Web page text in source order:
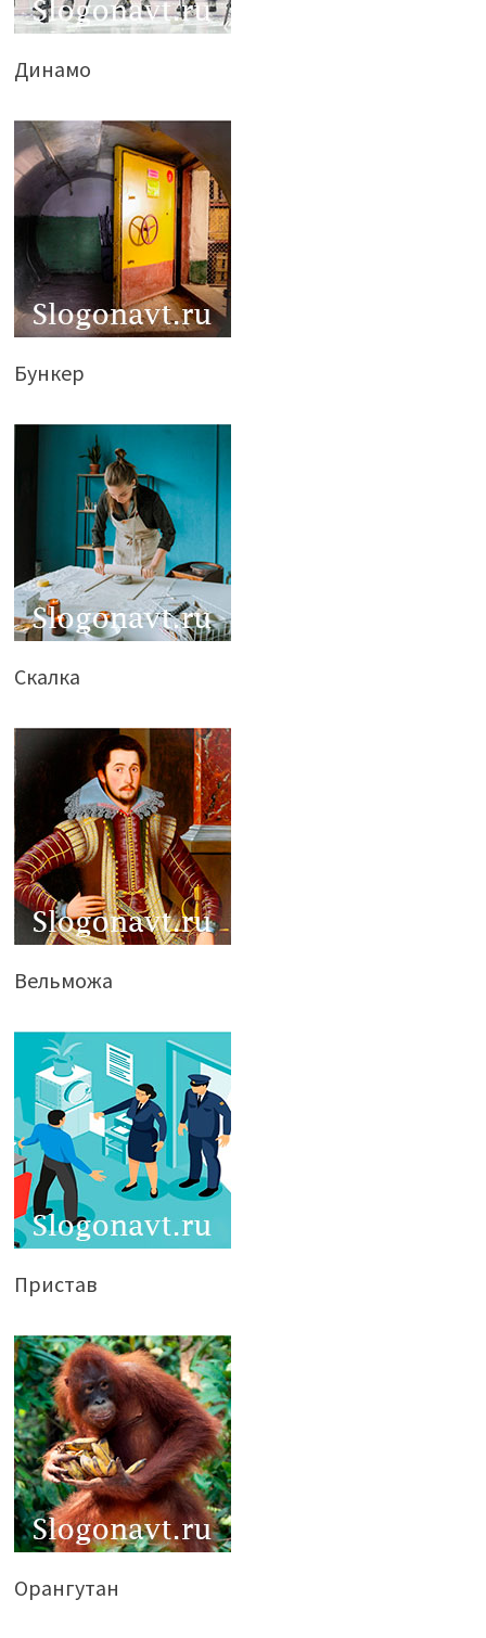
Динамо
Бункер
Скалка
Вельможа
Пристав
Орангутан